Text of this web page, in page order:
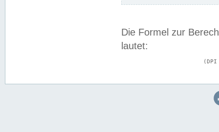
Die Formel zur
lautet: